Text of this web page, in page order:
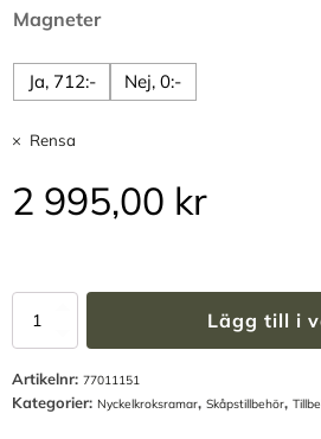
Magneter
Ja, 712:- Nej, 0:-
Rensa
2 995,00 kr
Nyckelkroksram
(SP88XLN810)
mängd
Lägg till i
Artikelnr: 77011151
Kategorier: Nyckelkroksramar, Skåpstillbehör,